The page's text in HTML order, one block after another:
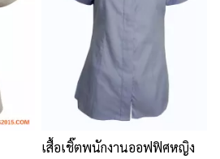
เสื้อเชิ๊ตพนักงานออฟฟิศหญิง